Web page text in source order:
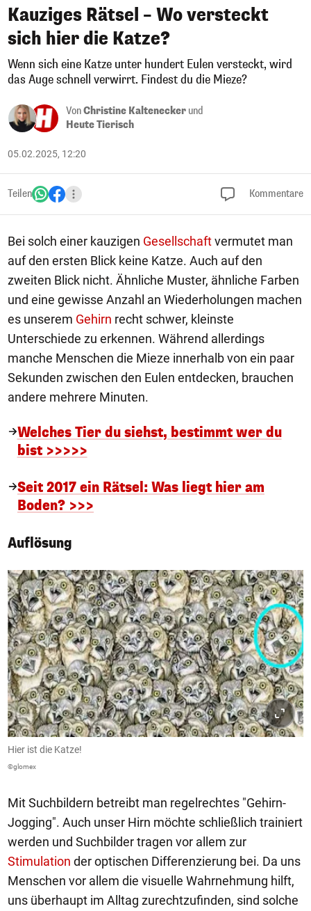
Kauziges Rätsel – Wo versteckt
sich hier die Katze?
Wenn sich eine Katze unter hundert Eulen versteckt, wird
das Auge schnell verwirrt. Findest du die Mieze?
VonChristine Kaltenecker und
Heute Tierisch
05.02.2025, 12:20
Teilen Kommentare
Bei solch einer kauzigen Gesellschaftvermutet man
auf den ersten Blick keine Katze. Auch auf den
zweiten Blick nicht. Ähnliche Muster, ähnliche Farben
und eine gewisse Anzahl an Wiederholungen machen
es unserem Gehirn recht schwer, kleinste
Unterschiede zu erkennen. Während allerdings
manche Menschen die Mieze innerhalb von ein paar
Sekunden zwischen den Eulen entdecken, brauchen
andere mehrere Minuten.
Welches Tier du siehst, bestimmt wer du
bist >>>>>
Seit 2017 ein Rätsel: Was liegt hier am
Boden? >>>
Auflösung
Hier ist die Katze!
©glomex
Mit Suchbildern betreibt man regelrechtes "Gehirn-
Jogging". Auch unser Hirn möchte schließlich trainiert
werden und Suchbilder tragen vor allem zur
Stimulation der optischen Differenzierung bei. Da uns
Menschen vor allem die visuelle Wahrnehmung hilft,
uns überhaupt im Alltag zurechtzufinden, sind solche